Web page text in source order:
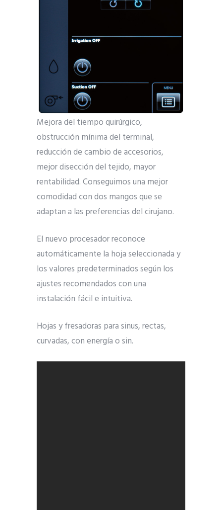
Mejora del tiempo quirúrgico,
obstrucción mínima del terminal,
reducción de cambio de accesorios,
mejor disección del tejido, mayor
rentabilidad. Conseguimos una mejor
comodidad con dos mangos que se
adaptan a las preferencias del cirujano.
El nuevo procesador reconoce
automáticamente la hoja seleccionada y
los valores predeterminados según los
ajustes recomendados con una
instalación fácil e intuitiva.
Hojas y fresadoras para sinus, rectas,
curvadas, con energía o sin.